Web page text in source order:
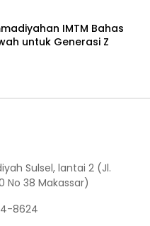
IMTM Bahas
untuk Generasi Z
Sulsel, lantai 2 (Jl.
No 38 Makassar)
8624